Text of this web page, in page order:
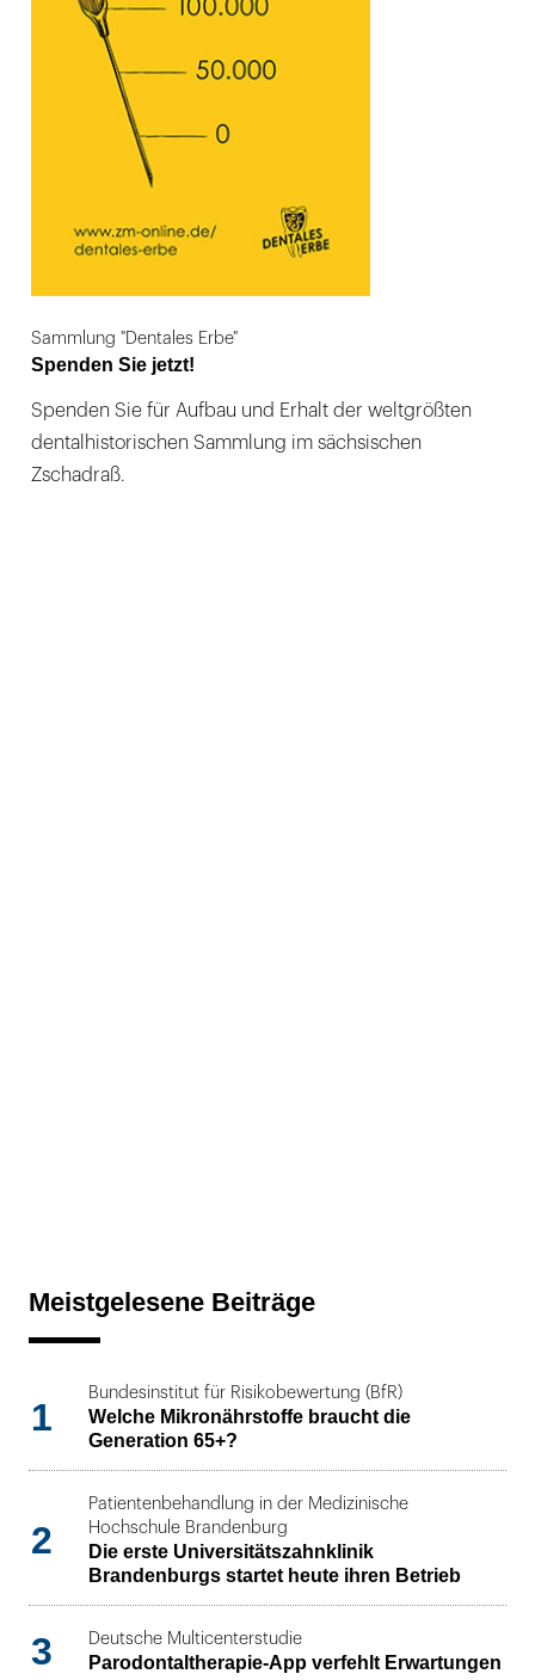
Sammlung "Dentales Erbe"
Spenden Sie jetzt!
Spenden Sie für Aufbau und Erhalt der weltgrößten
dentalhistorischen Sammlung im sächsischen
Zschadraß.
Meistgelesene Beiträge
1
Bundesinstitut für Risikobewertung (BfR)
Welche Mikronährstoffe braucht die
Generation 65+?
2
Patientenbehandlung in der Medizinische
Hochschule Brandenburg
Die erste Universitätszahnklinik
Brandenburgs startet heute ihren Betrieb
3 Deutsche Multicenterstudie
Parodontaltherapie-App verfehlt Erwartungen